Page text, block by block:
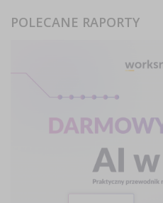
POLECANE RAPORTY